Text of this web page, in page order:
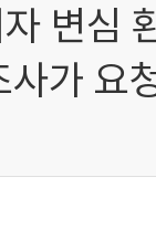
변심
사가 요